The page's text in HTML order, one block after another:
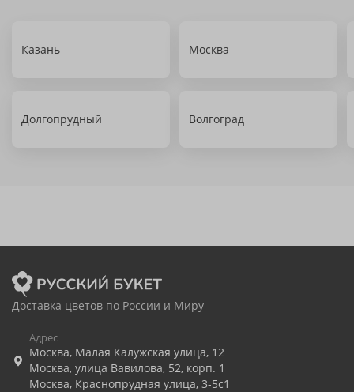
Казань Москва
Долгопрудный Волгоград
Доставка цветов по России и Миру
Адрес
Москва, Малая Калужская улица, 12
Москва, улица Вавилова, 52, корп. 1
Москва, Краснопрудная улица, 3-5с1